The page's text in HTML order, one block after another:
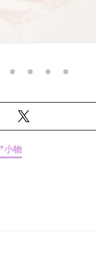
小物